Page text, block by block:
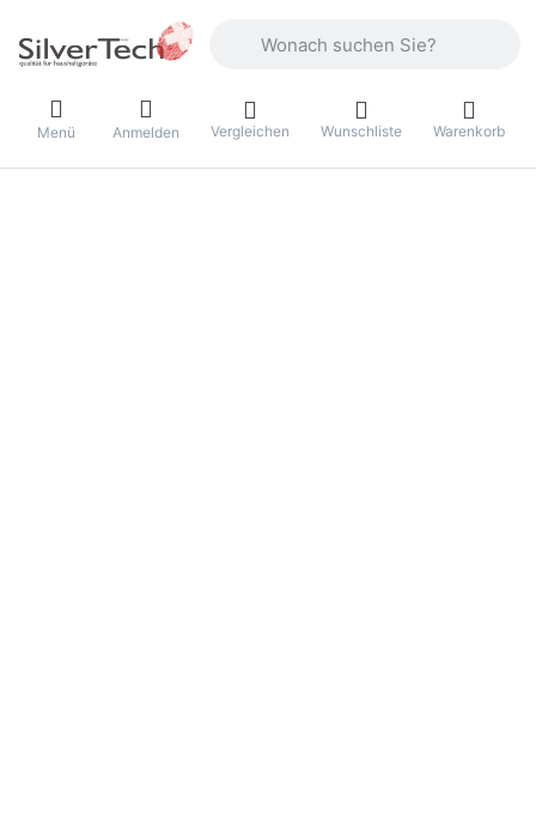
Menü Anmelden Vergleichen Wunschliste Warenkorb